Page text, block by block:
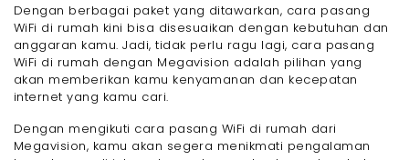
Dengan berbagai paket yang ditawarkan, cara pasang
WiFi di rumah kini bisa disesuaikan dengan kebutuhan dan
anggaran kamu. Jadi, tidak perlu ragu lagi, cara pasang
WiFi di rumah dengan Megavision adalah pilihan yang
akan memberikan kamu kenyamanan dan kecepatan
internet yang kamu cari.
Dengan mengikuti cara pasang WiFi di rumah dari
Megavision, kamu akan segera menikmati pengalaman